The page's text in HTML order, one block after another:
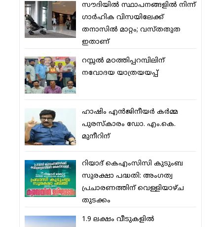
സൗദിയില്‍ സ്ഥാപനങ്ങളില്‍ നിന്ന്
ഗാര്‍ഹിക വിസയിലേക്ക്
തനാസില്‍ മാറ്റം; വസ്തതുത
ഇതാണ്
റസ്സല്‍ മഠത്തിപ്പറമ്പിലിന്
നവോദയ യാത്രയയപ്പ്
ഹാഷിം എന്‍ജിനീയര്‍ കര്‍മ്മ
പുരസ്‌കാരം ഡോ. എം.കെ.
മുനീറിന്
റിയാദ് കെഎംസിസി കുടുംബ
സുരക്ഷാ പദ്ധതി: അംഗത്വ
പ്രചാരണത്തിന് വെള്ളിയാഴ്ച
തുടക്കം
1.9 ലക്ഷം വീടുകളില്‍